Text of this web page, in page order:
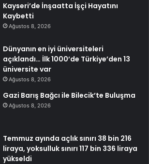
Kayseri’de İnşaatta İşçi Hayatını
Kaybetti
Ağustos 8, 2026
Dünyanın en iyi üniversiteleri
açıklandı… İlk 1000’de Türkiye’den 13
üniversite var
Ağustos 8, 2026
Gazi Barış Bağcı ile Bilecik’te Buluşma
Ağustos 8, 2026
Temmuz ayında açlık sınırı 38 bin 216
liraya, yoksulluk sınırı 117 bin 336 liraya
yükseldi